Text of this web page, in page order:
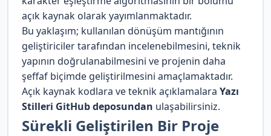
açık kaynak olarak yayımlanmaktadır.
Bu yaklaşım; kullanılan dönüşüm mantığının
geliştiriciler tarafından incelenebilmesini, teknik
yapının doğrulanabilmesini ve projenin daha
şeffaf biçimde geliştirilmesini amaçlamaktadır.
Açık kaynak kodlara ve teknik açıklamalara Yazı
Stilleri GitHub deposundan ulaşabilirsiniz.
Sürekli Geliştirilen Bir Proje